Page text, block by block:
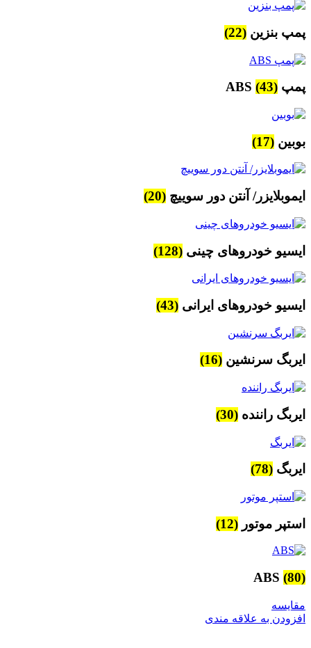
پمپ بنزین (22)
پمپ ABS (43)
بوبین (17)
ایموبلایزر/ آنتن دور سوییچ (20)
ایسیو خودروهای چینی (128)
ایسیو خودروهای ایرانی (43)
ایربگ سرنشین (16)
ایربگ راننده (30)
ایربگ (78)
استپر موتور (12)
ABS (80)
مقایسه
افزودن به علاقه مندی